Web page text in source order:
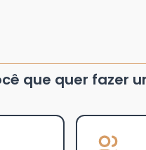
que quer fazer